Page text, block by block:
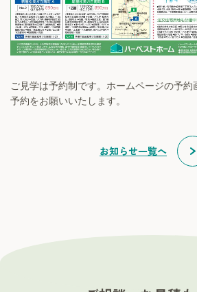
ご見学は予約制です。 ホームページの予約
予約をお願いいたします。
お知らせ一覧へ